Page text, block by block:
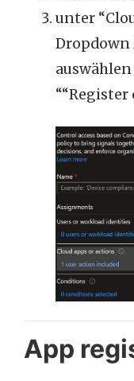
unter
Dropdown
App